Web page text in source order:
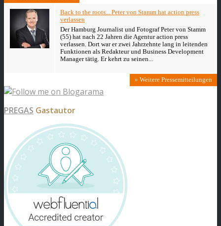
Back to the roots... Peter von Stamm hat action press
verlassen
Der Hamburg Journalist und Fotograf Peter von Stamm
(55) hat nach 22 Jahren die Agentur action press
verlassen. Dort war er zwei Jahrzehnte lang in leitenden
Funktionen als Redakteur und Business Development
Manager tätig. Er kehrt zu seinen...
» Weitere Pressemitteilungen
PREGAS Gastautor